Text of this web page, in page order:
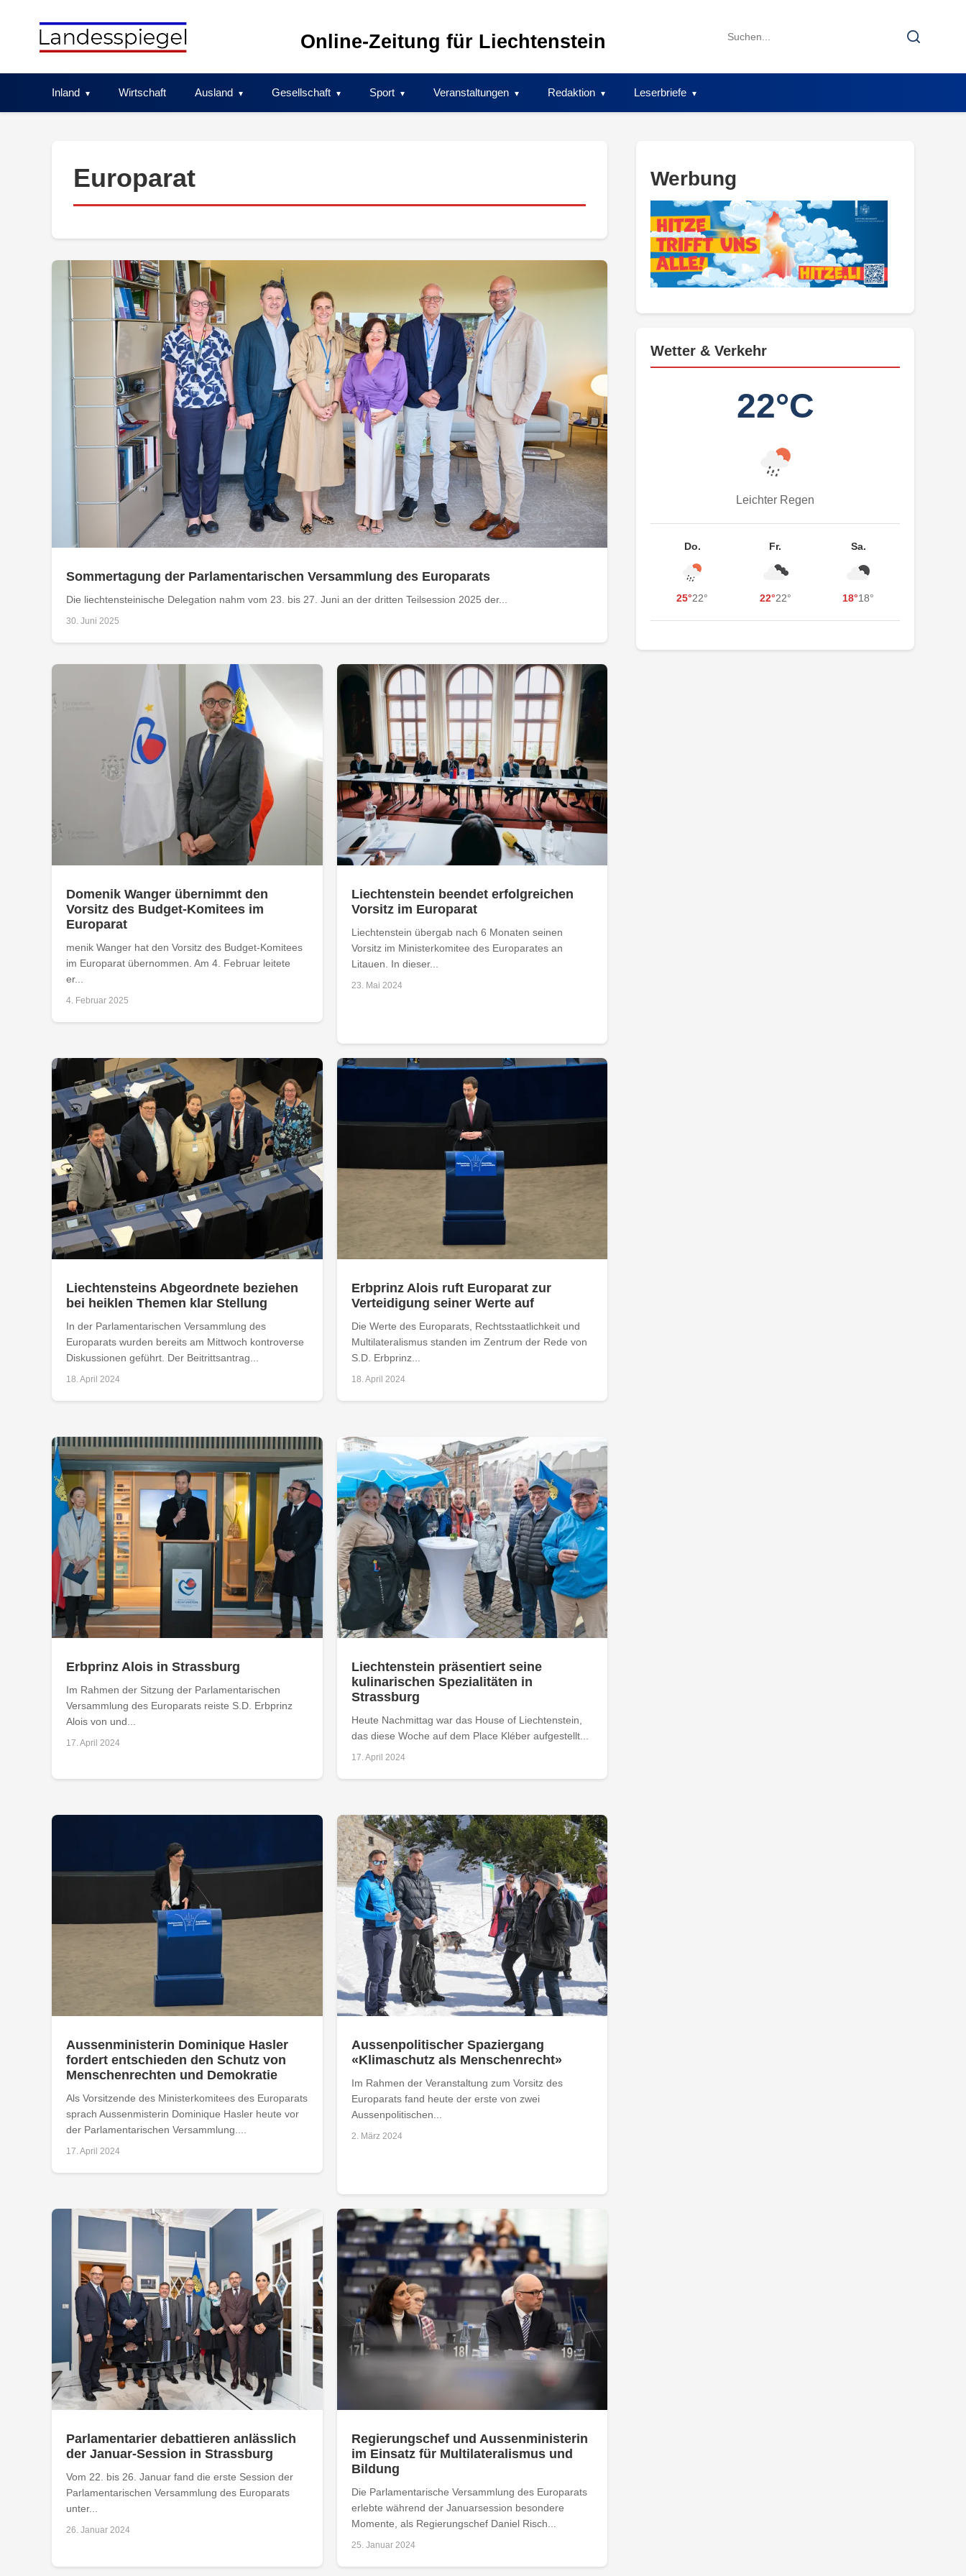
Online-Zeitung für Liechtenstein
Search
Search
Inland Wirtschaft Ausland Gesellschaft Sport Veranstaltungen Redaktion Leserbriefe
Europarat
Sommertagung der Parlamentarischen Versammlung des Europarats
Die liechtensteinische Delegation nahm vom 23. bis 27. Juni an der dritten Teilsession 2025 der...
30. Juni 2025
Domenik Wanger übernimmt den
Vorsitz des Budget-Komitees im
Europarat
menik Wanger hat den Vorsitz des Budget-Komitees
im Europarat übernommen. Am 4. Februar leitete
er...
4. Februar 2025
Liechtenstein beendet erfolgreichen
Vorsitz im Europarat
Liechtenstein übergab nach 6 Monaten seinen
Vorsitz im Ministerkomitee des Europarates an
Litauen. In dieser...
23. Mai 2024
Liechtensteins Abgeordnete beziehen
bei heiklen Themen klar Stellung
In der Parlamentarischen Versammlung des
Europarats wurden bereits am Mittwoch kontroverse
Diskussionen geführt. Der Beitrittsantrag...
18. April 2024
Erbprinz Alois ruft Europarat zur
Verteidigung seiner Werte auf
Die Werte des Europarats, Rechtsstaatlichkeit und
Multilateralismus standen im Zentrum der Rede von
S.D. Erbprinz...
18. April 2024
Erbprinz Alois in Strassburg
Im Rahmen der Sitzung der Parlamentarischen
Versammlung des Europarats reiste S.D. Erbprinz
Alois von und...
17. April 2024
Liechtenstein präsentiert seine
kulinarischen Spezialitäten in
Strassburg
Heute Nachmittag war das House of Liechtenstein,
das diese Woche auf dem Place Kléber aufgestellt...
17. April 2024
Aussenministerin Dominique Hasler
fordert entschieden den Schutz von
Menschenrechten und Demokratie
Als Vorsitzende des Ministerkomitees des Europarats
sprach Aussenmisterin Dominique Hasler heute vor
der Parlamentarischen Versammlung....
17. April 2024
Aussenpolitischer Spaziergang
«Klimaschutz als Menschenrecht»
Im Rahmen der Veranstaltung zum Vorsitz des
Europarats fand heute der erste von zwei
Aussenpolitischen...
2. März 2024
Parlamentarier debattieren anlässlich
der Januar-Session in Strassburg
Vom 22. bis 26. Januar fand die erste Session der
Parlamentarischen Versammlung des Europarats
unter...
26. Januar 2024
Regierungschef und Aussenministerin
im Einsatz für Multilateralismus und
Bildung
Die Parlamentarische Versammlung des Europarats
erlebte während der Januarsession besondere
Momente, als Regierungschef Daniel Risch...
25. Januar 2024
Werbung
Wetter & Verkehr
22°C
Leichter Regen
Do.
25°22°
Fr.
22°22°
Sa.
18°18°